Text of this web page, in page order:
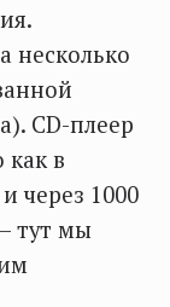
несколько
CD-плеер
как в
через 1000
тут мы